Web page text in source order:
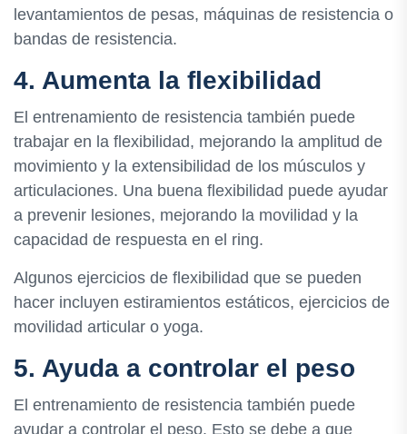
levantamientos de pesas, máquinas de resistencia o
bandas de resistencia.
4. Aumenta la flexibilidad
El entrenamiento de resistencia también puede
trabajar en la flexibilidad, mejorando la amplitud de
movimiento y la extensibilidad de los músculos y
articulaciones. Una buena flexibilidad puede ayudar
a prevenir lesiones, mejorando la movilidad y la
capacidad de respuesta en el ring.
Algunos ejercicios de flexibilidad que se pueden
hacer incluyen estiramientos estáticos, ejercicios de
movilidad articular o yoga.
5. Ayuda a controlar el peso
El entrenamiento de resistencia también puede
ayudar a controlar el peso. Esto se debe a que